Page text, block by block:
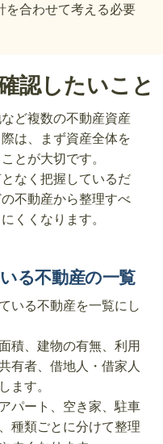
を合わせて考える必要
認したいこと
ど複数の不動産資産
は、まず資産全体を
とが大切です。
なく把握しているだ
不動産から整理すべ
くくなります。
る不動産の一覧
いる不動産を一覧にし
積、建物の有無、利用
有者、借地人・借家人
ます。
パート、空き家、駐車
種類ごとに分けて整理